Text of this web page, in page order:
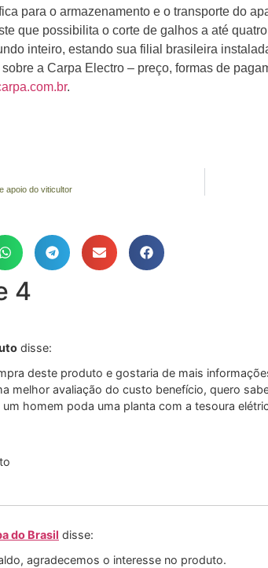
para o armazenamento e o transporte do
que possibilita o corte de galhos a até
inteiro, estando sua filial brasileira
a Carpa Electro – preço, formas de
.
apoio do viticultor
4
disse:
deste produto e gostaria de mais
melhor avaliação do custo benefício, quero
um homem poda uma planta com a tesoura
do Brasil disse:
agradecemos o interesse no produto.